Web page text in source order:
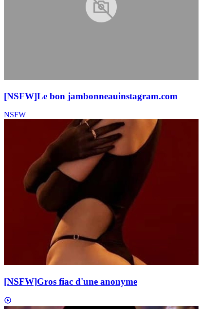
[NSFW]Le bon jambonneauinstagram.com
NSFW
[NSFW]Gros fiac d'une anonyme